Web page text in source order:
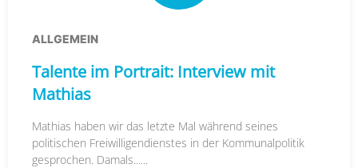
ALLGEMEIN
Talente im Portrait: Interview mit
Mathias
Mathias haben wir das letzte Mal während seines
politischen Freiwilligendienstes in der Kommunalpolitik
gesprochen. Damals......